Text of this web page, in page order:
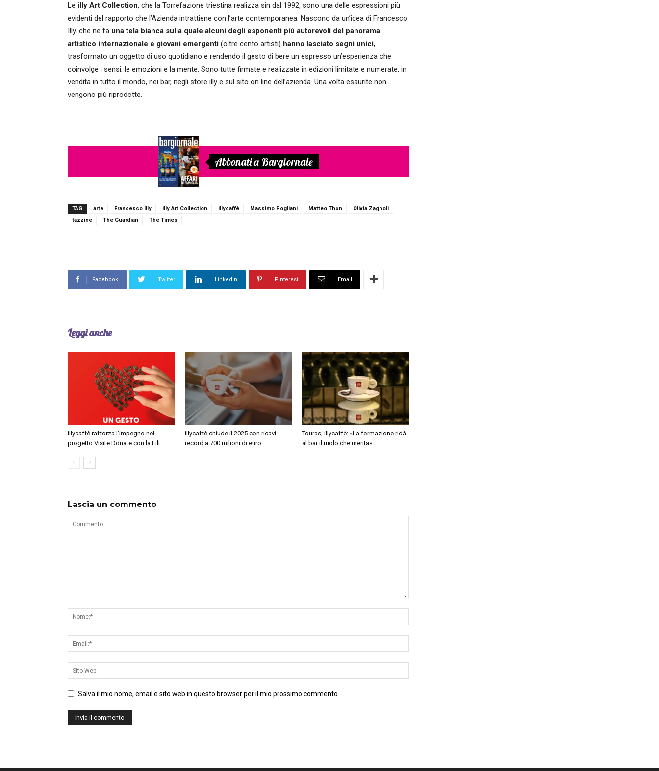
Le illy Art Collection, che la Torrefazione triestina realizza sin dal 1992, sono una delle espressioni più
evidenti del rapporto che l’Azienda intrattiene con l’arte contemporanea. Nascono da un’idea di Francesco
Illy, che ne fa una tela bianca sulla quale alcuni degli esponenti più autorevoli del panorama
artistico internazionale e giovani emergenti (oltre cento artisti) hanno lasciato segni unici,
trasformato un oggetto di uso quotidiano e rendendo il gesto di bere un espresso un’esperienza che
coinvolge i sensi, le emozioni e la mente. Sono tutte firmate e realizzate in edizioni limitate e numerate, in
vendita in tutto il mondo, nei bar, negli store illy e sul sito on line dell’azienda. Una volta esaurite non
vengono più riprodotte.
Abbonati a Bargiornale
TAG arte Francesco Illy illy Art Collection illycaffè Massimo Pogliani Matteo Thun
Olivia Zagnoli
tazzine
The Guardian The Times
Facebook Twitter Linkedin Pinterest Email
Leggi anche
illycaffè rafforza l’impegno nel
progetto Visite Donate con la Lilt
illycaffè chiude il 2025 con ricavi
record a 700 milioni di euro
Touras, illycaffè: «La formazione ridà
al bar il ruolo che merita»
Lascia un commento
Salva il mio nome, email e sito web in questo browser per il mio prossimo commento.